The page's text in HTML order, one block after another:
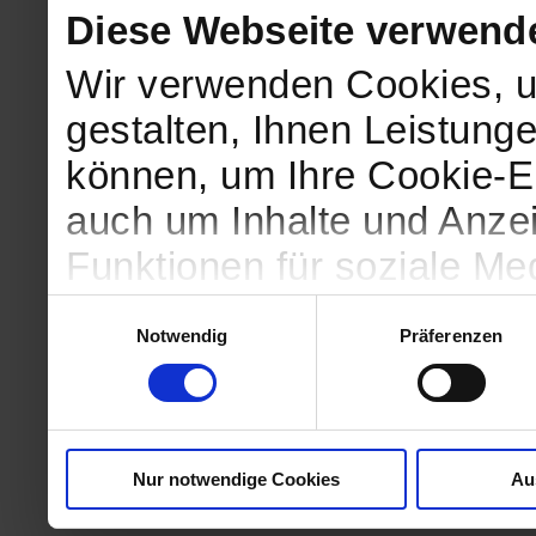
Diese Webseite
Wir verwenden Cookies,
gestalten, Ihnen
können, um Ihre Cookie-
auch um Inhalte und
Funktionen für soziale
geben wir Informationen
Website an unsere
und Analysen weiter, die
kein angemessenes
Notwendig
Präferenzen
Nur notwendige Cookies